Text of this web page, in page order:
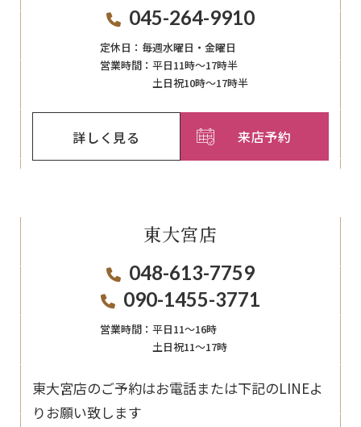
045-264-9910
定休日： 毎週⽔曜⽇‧⾦曜⽇
営業時間： 平日11時～17時半
土日祝10時～17時半
詳しく見る 来店予約
東大宮店
048-613-7759
090-1455-3771
営業時間： 平日11〜16時
土日祝11〜17時
東大宮店のご予約はお電話または下記のLINEよ
りお願い致します